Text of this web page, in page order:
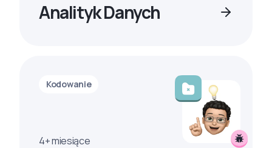
Analityk Danych
Kodowanie
4+ miesiące